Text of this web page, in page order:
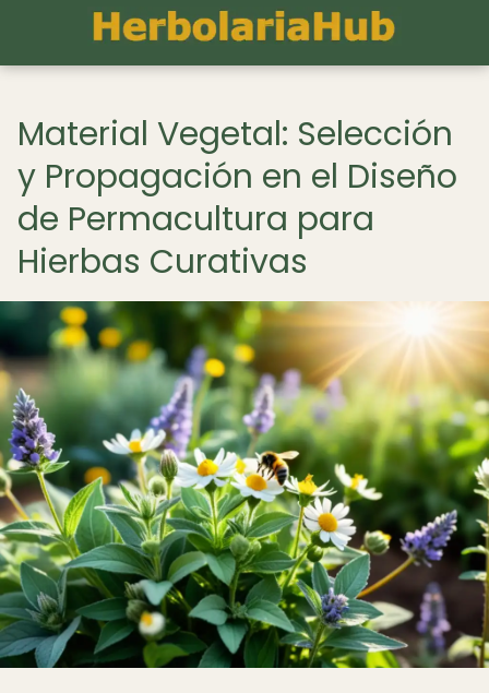
Material Vegetal: Selección
y Propagación en el Diseño
de Permacultura para
Hierbas Curativas